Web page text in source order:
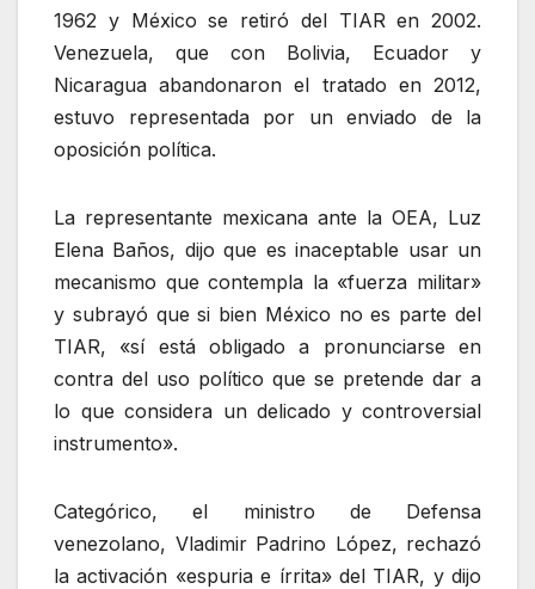
1962 y México se retiró del TIAR en 2002.
Venezuela, que con Bolivia, Ecuador y
Nicaragua abandonaron el tratado en 2012,
estuvo representada por un enviado de la
oposición política.
La representante mexicana ante la OEA, Luz
Elena Baños, dijo que es inaceptable usar un
mecanismo que contempla la «fuerza militar»
y subrayó que si bien México no es parte del
TIAR, «sí está obligado a pronunciarse en
contra del uso político que se pretende dar a
lo que considera un delicado y controversial
instrumento».
Categórico, el ministro de Defensa
venezolano, Vladimir Padrino López, rechazó
la activación «espuria e írrita» del TIAR, y dijo